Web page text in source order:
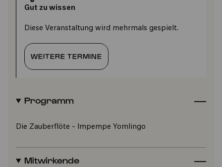
Gut zu wissen
Diese Veranstaltung wird mehrmals gespielt.
WEITERE TERMINE
Programm
Die Zauberflöte - Impempe Yomlingo
Mitwirkende